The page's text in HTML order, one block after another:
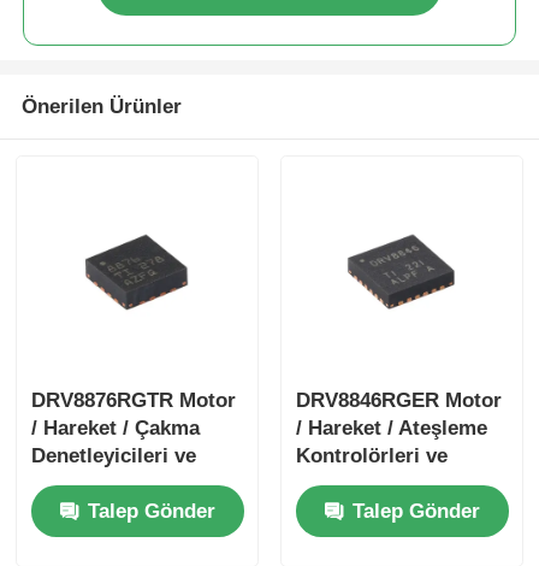
Önerilen Ürünler
DRV8876RGTR Motor
/ Hareket / Çakma
Denetleyicileri ve
Sürücüleri 40-V 3.5-A
H-köprü Motor
Sürücüsü I ile
Talep Gönder
DRV8846RGER Motor
/ Hareket / Ateşleme
Kontrolörleri ve
Sürücüleri 1.4A
Bipolar Step Motor
Sürücüsü
Talep Gönder